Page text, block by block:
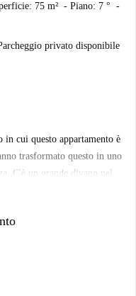
75 m² - Piano: 7 ° -
privato disponibile
cui questo appartamento è
trasformato questo in uno
C'è un grande divano nel
aver esplorato Milano, oltre
guardare il mondo. Nel
di Milano, a meno di 5